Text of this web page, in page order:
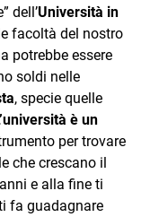
dell’Università in
facoltà del nostro
potrebbe essere
soldi nelle
, specie quelle
è un
per trovare
che crescano il
e alla fine ti
fa guadagnare